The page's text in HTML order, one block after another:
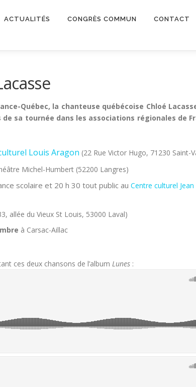
ACTUALITÉS CONGRÈS COMMUN CONTACT
Québec, la chanteuse québécoise Chloé
sa tournée dans les associations régionales de
Louis Aragon (22 Rue Victor Hugo, 71230 Saint-
Michel-Humbert (52200 Langres)
scolaire et 20 h 30 tout public au Centre culturel Jean
allée du Vieux St Louis, 53000 Laval)
à Carsac-Aillac
ces deux chansons de l’album Lunes :